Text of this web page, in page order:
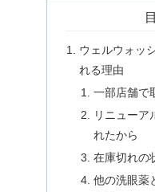
ウェルウォッ
れる理由
一部店舗で
リニューア
れたから
在庫切れの
他の洗眼薬